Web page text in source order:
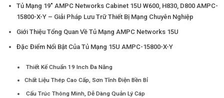
Tủ Mạng 19″ AMPC Networks Cabinet 15U W600, H830, D800 AMPC-
15800-X-Y – Giải Pháp Lưu Trữ Thiết Bị Mạng Chuyên Nghiệp
Giới Thiệu Tổng Quan Về Tủ Mạng AMPC Networks 15U
Đặc Điểm Nổi Bật Của Tủ Mạng 15U AMPC-15800-X-Y
Thiết Kế Chuẩn 19 Inch Đa Năng
Chất Liệu Thép Cao Cấp, Sơn Tĩnh Điện Bền Bỉ
Cấu Trúc Thông Minh, Dễ Dàng Quản Lý Cáp